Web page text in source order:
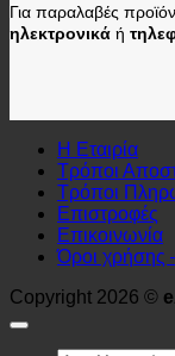
Για παραλαβές
ηλεκτρονικά ή
Η Εταιρία
Τρόποι
Τρόποι
Επιστροφές
Επικοινωνία
Όροι χρήσης
Copyright 2026 ©